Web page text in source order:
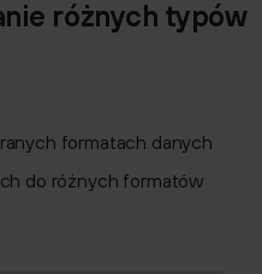
różnych typów
formatach danych
do różnych formatów